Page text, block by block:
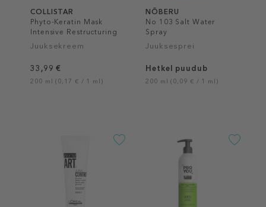
COLLISTAR
Phyto-Keratin Mask
Intensive Restructuring
Juuksekreem
33,99 €
200 ml (0,17 € / 1 ml)
NÕBERU
No 103 Salt Water
Spray
Juuksesprei
Hetkel puudub
200 ml (0,09 € / 1 ml)